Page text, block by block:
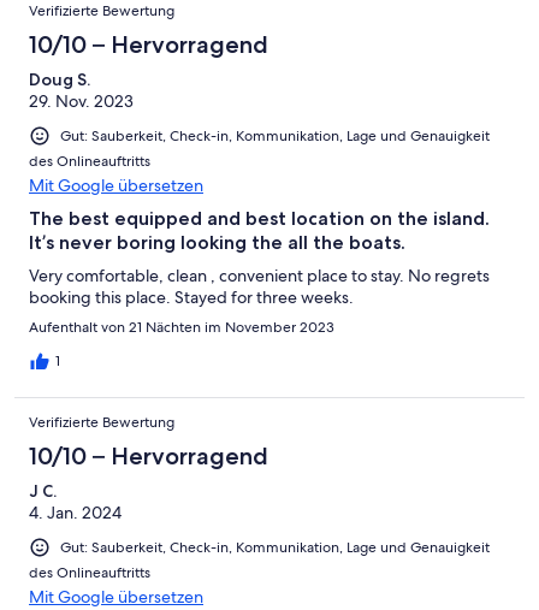
Verifizierte Bewertung
10/10 – Hervorragend
Doug S.
29. Nov. 2023
Gut: Sauberkeit, Check-in, Kommunikation, Lage und Genauigkeit
des Onlineauftritts
Mit Google übersetzen
The best equipped and best location on the island.
It’s never boring looking the all the boats.
Very comfortable, clean , convenient place to stay. No regrets
booking this place. Stayed for three weeks.
Aufenthalt von 21 Nächten im November 2023
1
Verifizierte Bewertung
10/10 – Hervorragend
J C.
4. Jan. 2024
Gut: Sauberkeit, Check-in, Kommunikation, Lage und Genauigkeit
des Onlineauftritts
Mit Google übersetzen